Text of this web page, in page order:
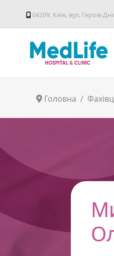
04209, Київ, вул. Героїв
Головна